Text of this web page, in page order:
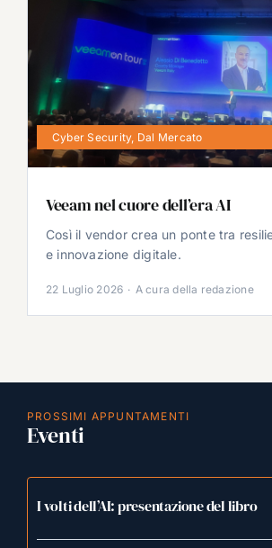
Cyber Security, Dal Mercato
Veeam nel cuore dell’era AI
Così il vendor crea un ponte tra
e innovazione digitale.
22 Luglio 2026 · A cura della redazione
PROSSIMI APPUNTAMENTI
Eventi
I volti dell’AI: presentazione del libro